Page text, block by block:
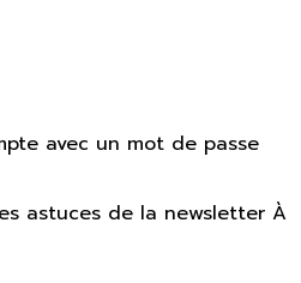
avec un mot de passe
astuces de la newsletter À